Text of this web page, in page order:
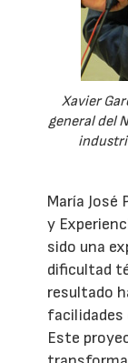
Xavier
general del
María José
y
sido una
dificultad
resultado
facilidades
Este